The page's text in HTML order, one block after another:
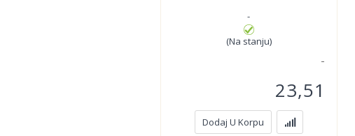
-
(Na stanju)
23,51
Dodaj U Korpu